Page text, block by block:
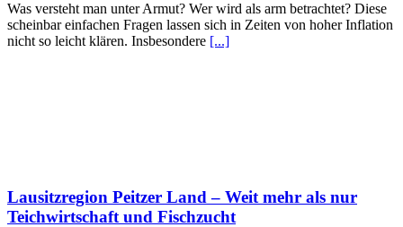
Was versteht man unter Armut? Wer wird als arm betrachtet? Diese
scheinbar einfachen Fragen lassen sich in Zeiten von hoher Inflation
nicht so leicht klären. Insbesondere [...]
Lausitzregion Peitzer Land – Weit mehr als nur
Teichwirtschaft und Fischzucht